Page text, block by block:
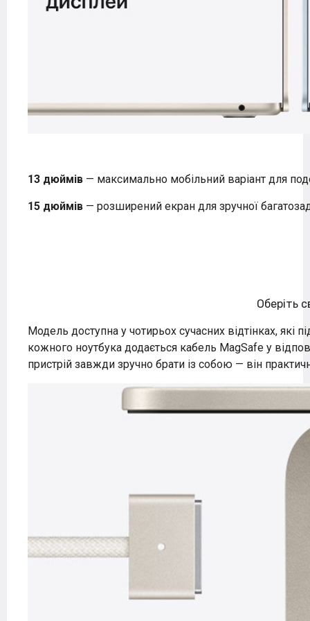
13 дюймів — максимально мобільний варіант для
15 дюймів — розширений екран для зручної
Оберіть
Модель доступна у чотирьох сучасних відтінках, які
кожного ноутбука додається кабель MagSafe у
пристрій завжди зручно брати із собою — він